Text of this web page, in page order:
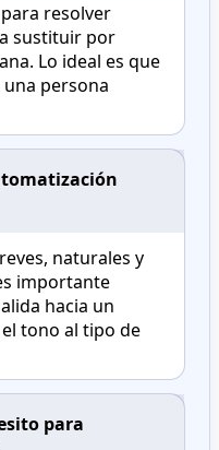
resolver
sustituir por
Lo ideal es que
persona
naturales y
importante
hacia un
tono al tipo de
para